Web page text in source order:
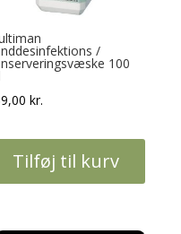
/
100
kr.
Tilføj til kurv